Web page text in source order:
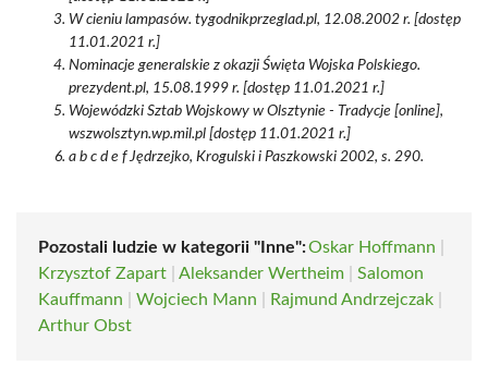
W cieniu lampasów. tygodnikprzeglad.pl, 12.08.2002 r. [dostęp
11.01.2021 r.]
Nominacje generalskie z okazji Święta Wojska Polskiego.
prezydent.pl, 15.08.1999 r. [dostęp 11.01.2021 r.]
Wojewódzki Sztab Wojskowy w Olsztynie - Tradycje [online],
wszwolsztyn.wp.mil.pl [dostęp 11.01.2021 r.]
a b c d e f Jędrzejko, Krogulski i Paszkowski 2002, s. 290.
Pozostali ludzie w kategorii "Inne":Oskar Hoffmann
Krzysztof Zapart
Aleksander Wertheim
Salomon
Kauffmann
Wojciech Mann Rajmund Andrzejczak
Arthur Obst